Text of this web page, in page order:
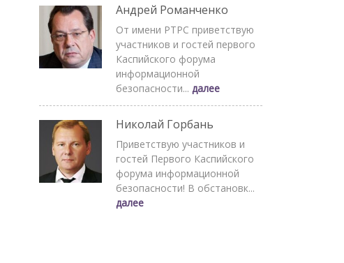
Андрей Романченко
От имени РТРС приветствую
участников и гостей первого
Каспийского форума
информационной
безопасности... далее
Николай Горбань
Приветствую участников и
гостей Первого Каспийского
форума информационной
безопасности! В обстановк...
далее